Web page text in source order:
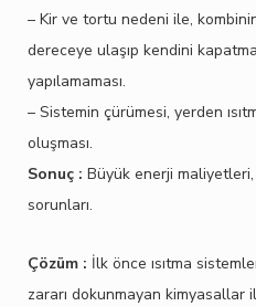
– Kir ve tortu nedeni ile,
dereceye ulaşıp kendini
yapılamaması.
– Sistemin çürümesi, yerden
oluşması.
Sonuç : Büyük enerji maliyetleri,
sorunları.
Çözüm : İlk önce ısıtma
zararı dokunmayan